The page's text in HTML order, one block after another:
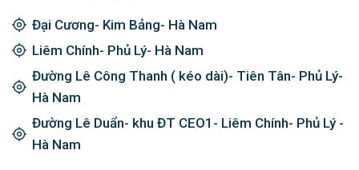
Đại Cương- Kim Bảng- Hà Nam
Liêm Chính- Phủ Lý- Hà Nam
Đường Lê Công Thanh ( kéo dài)- Tiên Tân- Phủ Lý-
Hà Nam
Đường Lê Duẩn- khu ĐT CEO1- Liêm Chính- Phủ Lý -
Hà Nam